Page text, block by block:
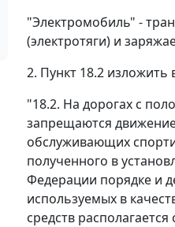
"Электромобиль" -
(электротяги) и
2. Пункт 18.2
"18.2. На дорогах с
запрещаются
обслуживающих
полученного в
Федерации порядке и
используемых в
средств